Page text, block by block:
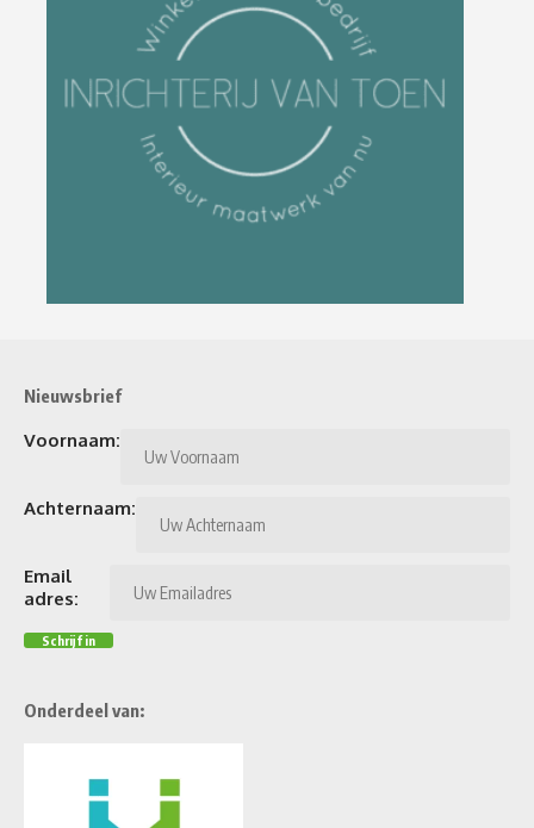
Nieuwsbrief
Voornaam:
Achternaam:
Email
adres:
Onderdeel van: